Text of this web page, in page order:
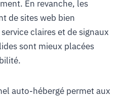
En revanche, les
de sites web bien
claires et de signaux
sont mieux placées
auto-hébergé permet aux